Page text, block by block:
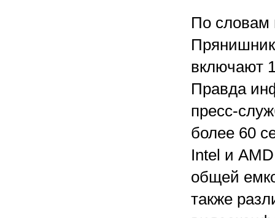
По словам
включают
Правда
пресс-
более 60
Intel и
общей
также